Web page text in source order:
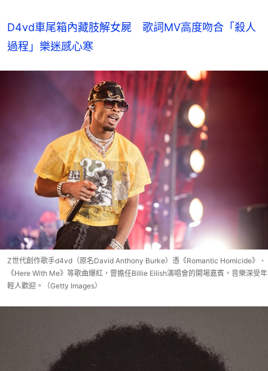
D4vd車尾箱內藏肢解女屍　歌詞MV高度吻合「殺人
過程」樂迷感心寒
Z世代創作歌手d4vd（原名David Anthony Burke）憑《Romantic Homicide》、
《Here With Me》等歌曲爆紅，曾擔任Billie Eilish演唱會的開場嘉賓，音樂深受年
輕人歡迎。（Getty Images）